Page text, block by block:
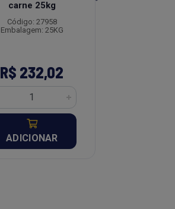
carne 25kg
Código: 27958
Embalagem: 25KG
R$ 232,02
ADICIONAR